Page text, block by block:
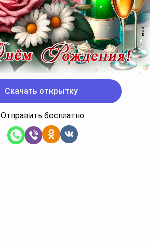
Скачать открытку
Отправить бесплатно